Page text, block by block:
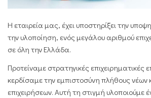
Η εταιρεία μας, έχει υποστηρίξει την
την υλοποίηση, ενός μεγάλου αριθμού
σε όλη την Ελλάδα.
Προτείναμε στρατηγικές επιχειρηματικές
κερδίσαμε την εμπιστοσύνη πλήθους νέων
επιχειρήσεων. Αυτή τη στιγμή υλοποιούμε